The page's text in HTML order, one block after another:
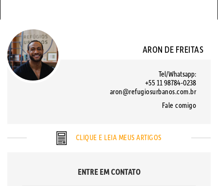
ARON DE FREITAS
Tel/Whatsapp:
+55 11 98784-0238
aron@refugiosurbanos.com.br
Fale comigo
CLIQUE E LEIA MEUS ARTIGOS
ENTRE EM CONTATO